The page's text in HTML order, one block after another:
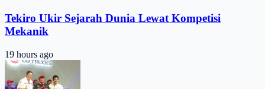
Tekiro Ukir Sejarah Dunia Lewat Kompetisi
Mekanik
19 hours ago